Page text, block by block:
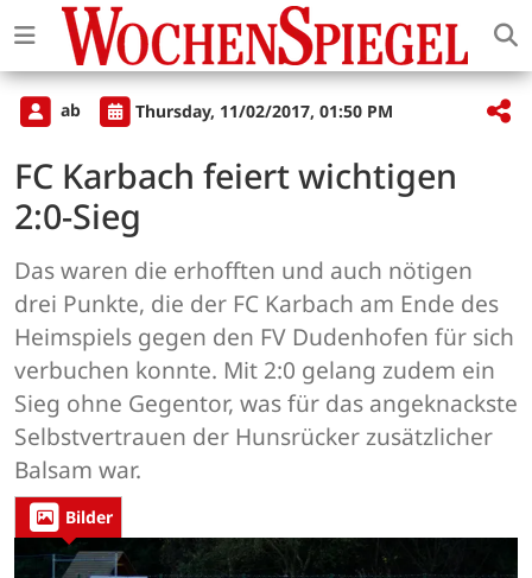
ab Thursday, 11/02/2017, 01:50 PM
FC Karbach feiert wichtigen
2:0-Sieg
Das waren die erhofften und auch nötigen
drei Punkte, die der FC Karbach am Ende des
Heimspiels gegen den FV Dudenhofen für sich
verbuchen konnte. Mit 2:0 gelang zudem ein
Sieg ohne Gegentor, was für das angeknackste
Selbstvertrauen der Hunsrücker zusätzlicher
Balsam war.
Bilder